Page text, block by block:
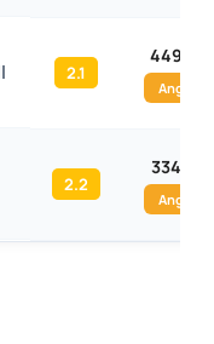
2.1
449,99
Angebot
2.2
334,99
Angebot